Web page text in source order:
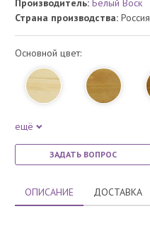
Производитель: Белый Воск
Страна производства: Россия
Основной цвет:
ещё
ЗАДАТЬ ВОПРОС
ОПИСАНИЕ ДОСТАВКА